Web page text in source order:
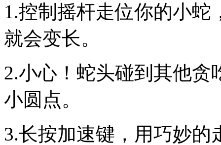
1.控制摇杆走位你的小
就会变长。
2.小心！蛇头碰到其他
小圆点。
3.长按加速键，用巧妙